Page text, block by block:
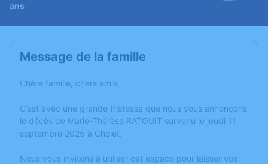
ans
Message de la famille
Chère famille, chers amis,
C’est avec une grande tristesse que nous vous annonçons
le décès de Marie-Thérèse RATOUIT survenu le jeudi 11
septembre 2025 à Cholet.
Nous vous invitons à utiliser cet espace pour laisser vos